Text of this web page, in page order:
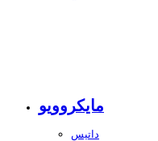
مایکروویو
داتیس